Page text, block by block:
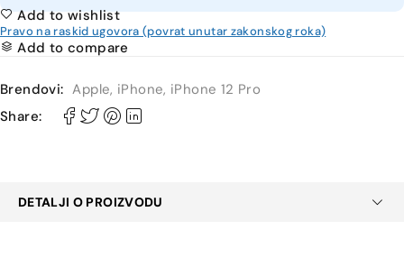
Add to wishlist
Pravo na raskid ugovora (povrat unutar zakonskog roka)
Add to compare
Brendovi: Apple, iPhone, iPhone 12 Pro
Share:
DETALJI O PROIZVODU